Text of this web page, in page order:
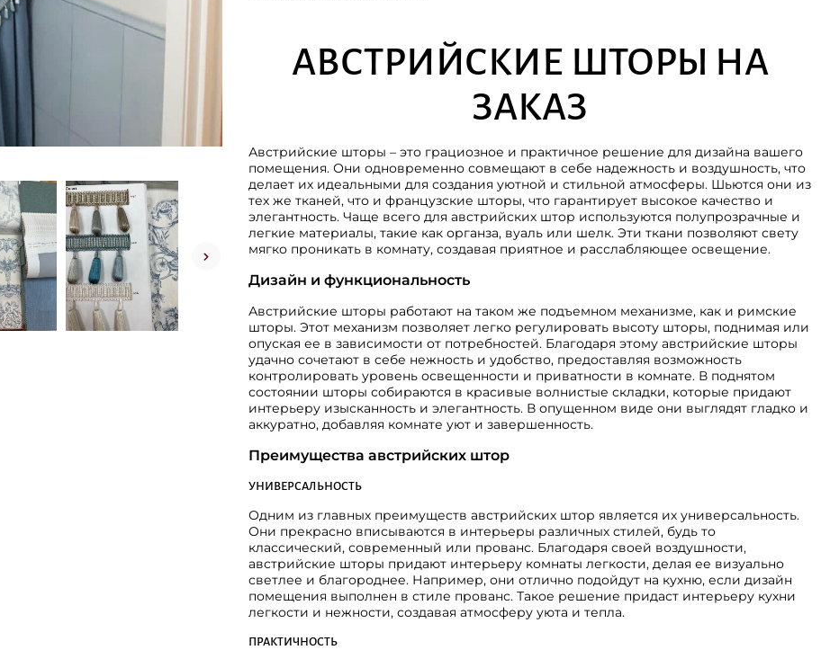
АВСТРИЙСКИЕ ШТОРЫ НА
ЗАКАЗ
Австрийские шторы – это грациозное и практичное решение для дизайна вашего
помещения. Они одновременно совмещают в себе надежность и воздушность, что
делает их идеальными для создания уютной и стильной атмосферы. Шьются они из
тех же тканей, что и французские шторы, что гарантирует высокое качество и
элегантность. Чаще всего для австрийских штор используются полупрозрачные и
легкие материалы, такие как органза, вуаль или шелк. Эти ткани позволяют свету
мягко проникать в комнату, создавая приятное и расслабляющее освещение.
Дизайн и функциональность
Австрийские шторы работают на таком же подъемном механизме, как и римские
шторы. Этот механизм позволяет легко регулировать высоту шторы, поднимая или
опуская ее в зависимости от потребностей. Благодаря этому австрийские шторы
удачно сочетают в себе нежность и удобство, предоставляя возможность
контролировать уровень освещенности и приватности в комнате. В поднятом
состоянии шторы собираются в красивые волнистые складки, которые придают
интерьеру изысканность и элегантность. В опущенном виде они выглядят гладко и
аккуратно, добавляя комнате уют и завершенность.
Преимущества австрийских штор
УНИВЕРСАЛЬНОСТЬ
Одним из главных преимуществ австрийских штор является их универсальность.
Они прекрасно вписываются в интерьеры различных стилей, будь то
классический, современный или прованс. Благодаря своей воздушности,
австрийские шторы придают интерьеру комнаты легкости, делая ее визуально
светлее и благороднее. Например, они отлично подойдут на кухню, если дизайн
помещения выполнен в стиле прованс. Такое решение придаст интерьеру кухни
легкости и нежности, создавая атмосферу уюта и тепла.
ПРАКТИЧНОСТЬ